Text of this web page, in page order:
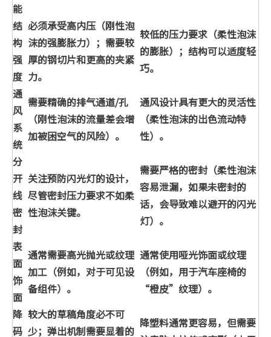
能
结
构
强
度
必须承受高内压（刚性泡
沫的强膨胀力）；需要较
厚的钢切片和更高的夹紧
力。
较低的压力要求（柔性泡沫
的膨胀）；结构可以适度轻
巧。
通
风
系
统
需要精确的排气通道/孔
（刚性泡沫的流量差会增
加被困空气的风险）。
通风设计具有更大的灵活性
（柔性泡沫的出色流动特
性）。
分
开
线
密
封
关注预防闪光灯的设计，
尽管密封压力要求不如柔
性泡沫关键。
需要严格的密封（柔性泡沫
容易泄漏，如果未密封的
话，会导致难以避开的闪光
灯）。
表
面
饰
面
通常需要高光抛光或纹理
加工（例如，对于可见设
备组件）。
通常使用哑光饰面或纹理
（例如，用于汽车座椅的
“橙皮”纹理）。
降
码
较大的草稿角度必不可
少；弹出机制需要显着的
降塑料通常更容易，但需要